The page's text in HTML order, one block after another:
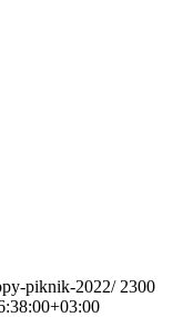
piknik-2022/ 2300